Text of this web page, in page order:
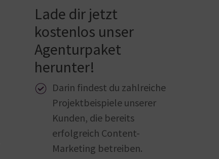
Lade dir jetzt
kostenlos unser
Agenturpaket
herunter!
Darin findest du zahlreiche
Projektbeispiele unserer
Kunden, die bereits
erfolgreich Content-
Marketing betreiben.